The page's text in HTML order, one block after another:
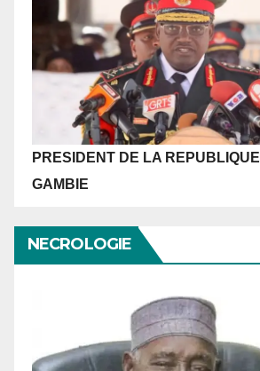
PRESIDENT DE LA REPUBLIQUE
GAMBIE
NECROLOGIE